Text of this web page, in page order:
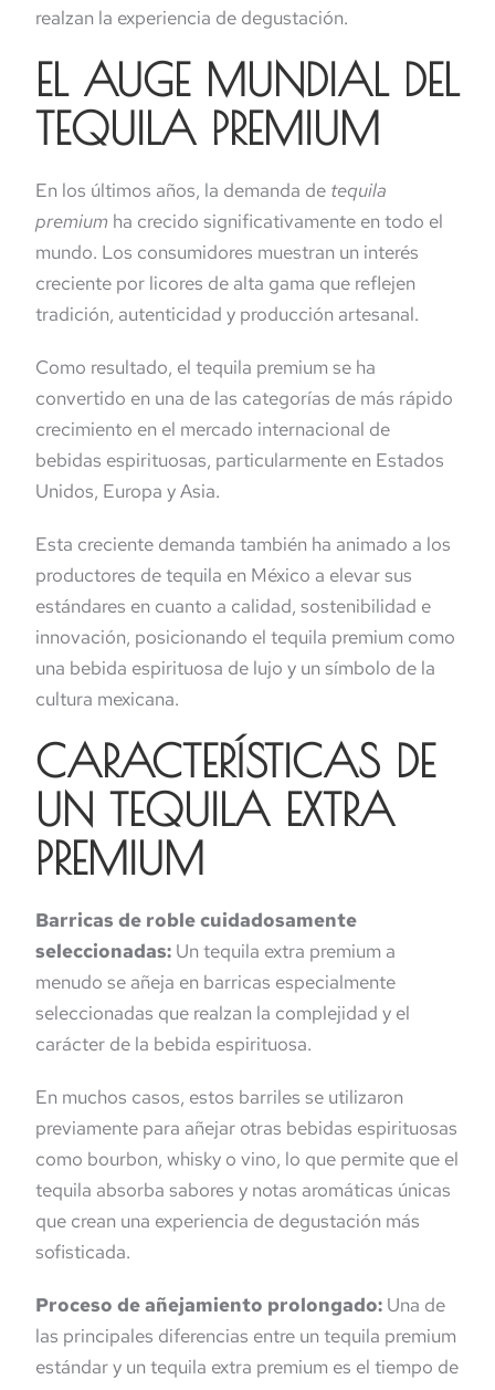
realzan la experiencia de degustación.
EL AUGE MUNDIAL DEL
TEQUILA PREMIUM
En los últimos años, la demanda de tequila
premium ha crecido significativamente en todo el
mundo. Los consumidores muestran un interés
creciente por licores de alta gama que reflejen
tradición, autenticidad y producción artesanal.
Como resultado, el tequila premium se ha
convertido en una de las categorías de más rápido
crecimiento en el mercado internacional de
bebidas espirituosas, particularmente en Estados
Unidos, Europa y Asia.
Esta creciente demanda también ha animado a los
productores de tequila en México a elevar sus
estándares en cuanto a calidad, sostenibilidad e
innovación, posicionando el tequila premium como
una bebida espirituosa de lujo y un símbolo de la
cultura mexicana.
CARACTERÍSTICAS DE
UN TEQUILA EXTRA
PREMIUM
Barricas de roble cuidadosamente
seleccionadas: Un tequila extra premium a
menudo se añeja en barricas especialmente
seleccionadas que realzan la complejidad y el
carácter de la bebida espirituosa.
En muchos casos, estos barriles se utilizaron
previamente para añejar otras bebidas espirituosas
como bourbon, whisky o vino, lo que permite que el
tequila absorba sabores y notas aromáticas únicas
que crean una experiencia de degustación más
sofisticada.
Proceso de añejamiento prolongado: Una de
las principales diferencias entre un tequila premium
estándar y un tequila extra premium es el tiempo de